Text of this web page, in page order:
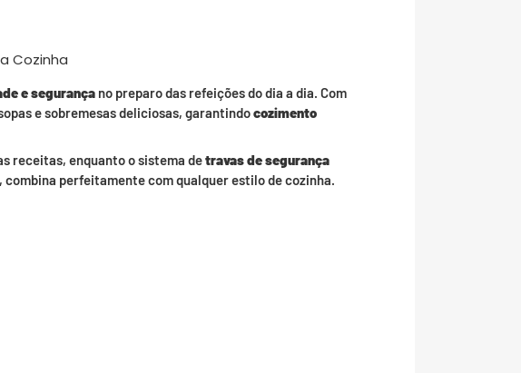
Cozinha
e segurança no preparo das refeições do dia a dia. Com
e sobremesas deliciosas, garantindocozimento
receitas, enquanto o sistema detravas de segurança
, combina perfeitamente com qualquer estilo de cozinha.